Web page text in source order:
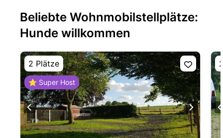
Beliebte Wohnmobilstellplätze:
Hunde willkommen
2 Plätze
⭐ Super Host